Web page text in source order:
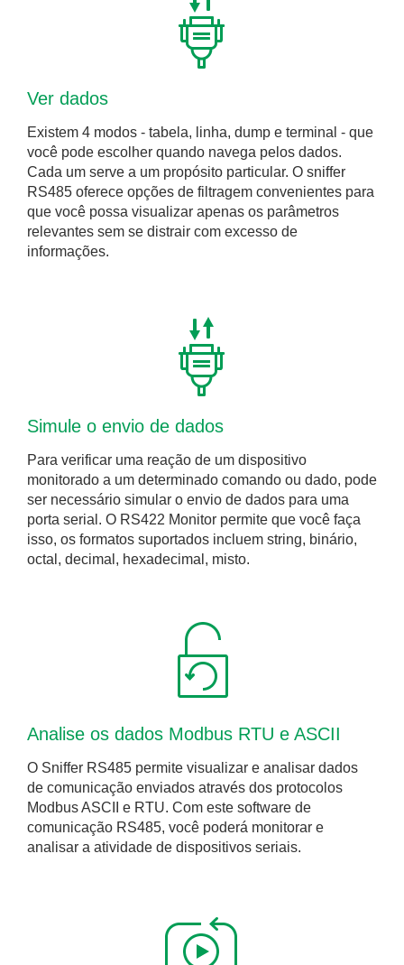
Ver dados
Existem 4 modos - tabela, linha, dump e terminal - que
você pode escolher quando navega pelos dados.
Cada um serve a um propósito particular. O sniffer
RS485 oferece opções de filtragem convenientes para
que você possa visualizar apenas os parâmetros
relevantes sem se distrair com excesso de
informações.
Simule o envio de dados
Para verificar uma reação de um dispositivo
monitorado a um determinado comando ou dado, pode
ser necessário simular o envio de dados para uma
porta serial. O RS422 Monitor permite que você faça
isso, os formatos suportados incluem string, binário,
octal, decimal, hexadecimal, misto.
Analise os dados Modbus RTU e ASCII
O Sniffer RS485 permite visualizar e analisar dados
de comunicação enviados através dos protocolos
Modbus ASCII e RTU. Com este software de
comunicação RS485, você poderá monitorar e
analisar a atividade de dispositivos seriais.